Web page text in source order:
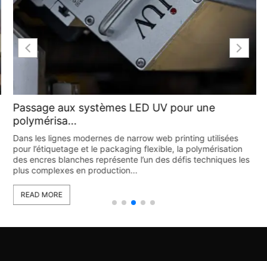
Passage aux systèmes LED UV pour une
polymérisa...
Dans les lignes modernes de narrow web printing utilisées
pour l’étiquetage et le packaging flexible, la polymérisation
des encres blanches représente l’un des défis techniques les
plus complexes en production...
READ MORE